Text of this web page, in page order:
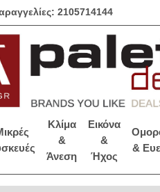
2105714144
Κλίμα
&
Άνεση
Εικόνα
&
Ήχος
&